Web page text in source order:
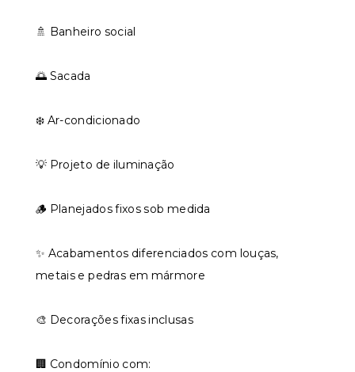
🚿 Banheiro social
🌅 Sacada
❄️ Ar-condicionado
💡 Projeto de iluminação
🪵 Planejados fixos sob medida
✨ Acabamentos diferenciados com louças,
metais e pedras em mármore
🎨 Decorações fixas inclusas
🏢 Condomínio com: